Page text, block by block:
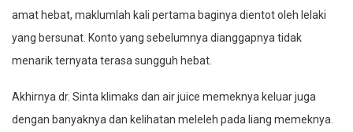
amat hebat, maklumlah kali pertama baginya dientot oleh lelaki
yang bersunat. Konto yang sebelumnya dianggapnya tidak
menarik ternyata terasa sungguh hebat.
Akhirnya dr. Sinta klimaks dan air juice memeknya keluar juga
dengan banyaknya dan kelihatan meleleh pada liang memeknya.